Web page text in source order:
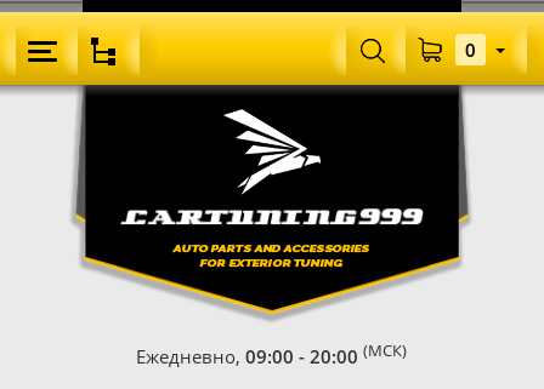
Ежедневно,09:00 - 20:00 (МСК)
0